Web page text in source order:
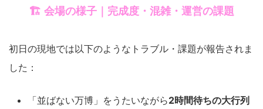
🏗️ 会場の様子｜完成度・混雑・運営の課題
初日の現地では以下のようなトラブル・課題が報告されま
した：
「並ばない万博」をうたいながら2時間待ちの大行列